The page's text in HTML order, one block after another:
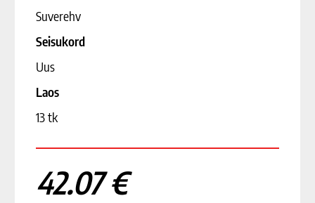
Suverehv
Seisukord
Uus
Laos
13 tk
42.07 €